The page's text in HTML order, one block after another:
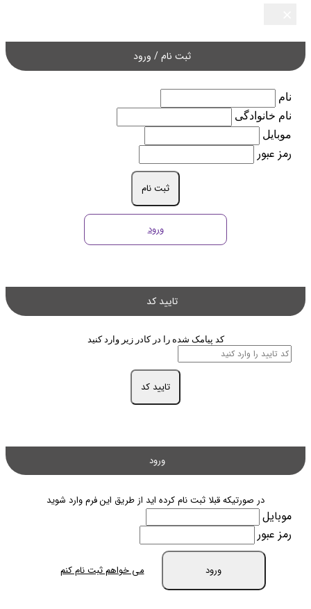
ثبت نام / ورود
نام
نام خانوادگی
موبایل
رمز عبور
ثبت نام
ورود
تایید کد
کد پیامک شده را در کادر زیر وارد کنید
تایید کد
ورود
در صورتیکه قبلا ثبت نام کرده اید از طریق این فرم وارد شوید
موبایل
رمز عبور
ورود می خواهم ثبت نام کنم